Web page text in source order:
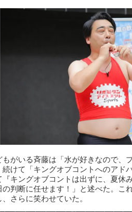
がいる斉藤は「水が好きなので、
けて「キングオブコントへのアド
キングオブコントは出ずに、夏休
の判断に任せます！」と述べた。こ
さらに笑わせていた。